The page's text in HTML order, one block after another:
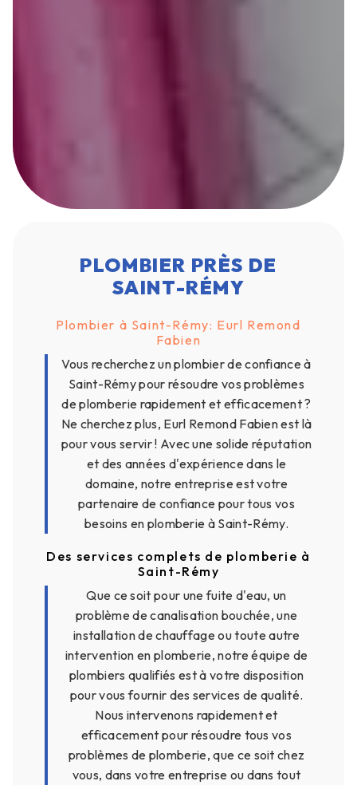
PLOMBIER PRÈS DE
SAINT-RÉMY
Plombier à Saint-Rémy: Eurl Remond
Fabien
Vous recherchez un plombier de confiance à
Saint-Rémy pour résoudre vos problèmes
de plomberie rapidement et efficacement ?
Ne cherchez plus, Eurl Remond Fabien est là
pour vous servir ! Avec une solide réputation
et des années d'expérience dans le
domaine, notre entreprise est votre
partenaire de confiance pour tous vos
besoins en plomberie à Saint-Rémy.
Des services complets de plomberie à
Saint-Rémy
Que ce soit pour une fuite d'eau, un
problème de canalisation bouchée, une
installation de chauffage ou toute autre
intervention en plomberie, notre équipe de
plombiers qualifiés est à votre disposition
pour vous fournir des services de qualité.
Nous intervenons rapidement et
efficacement pour résoudre tous vos
problèmes de plomberie, que ce soit chez
vous, dans votre entreprise ou dans tout